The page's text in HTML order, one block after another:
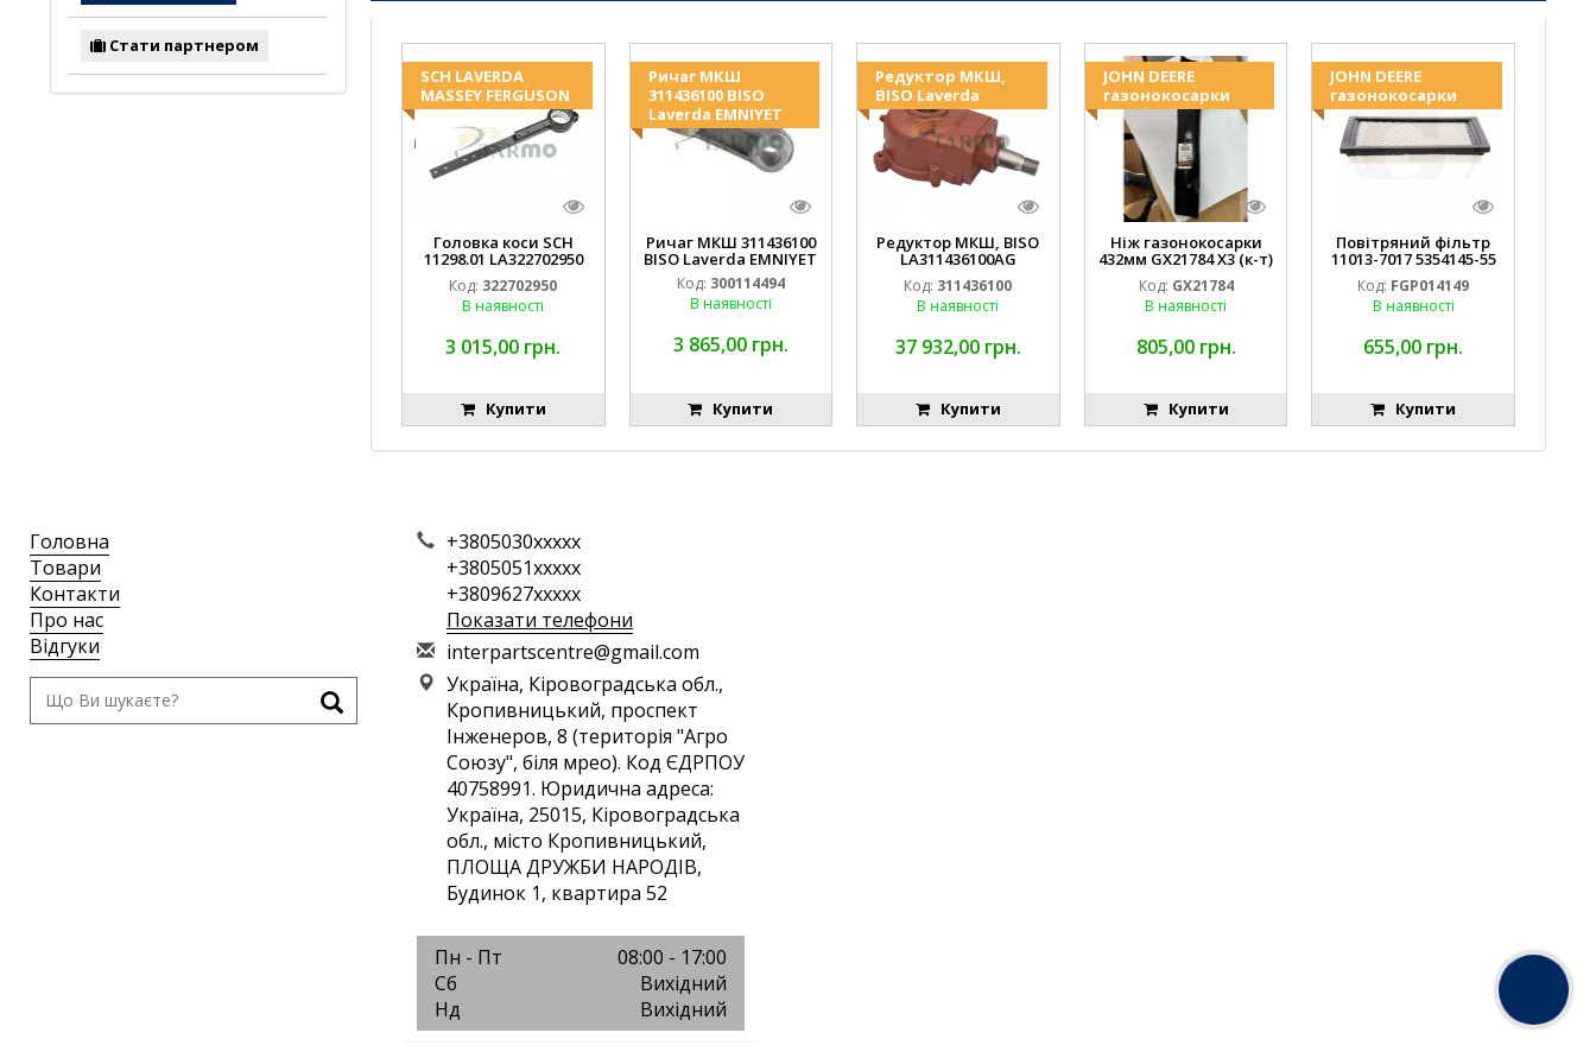
SCH LAVERDA
MASSEY FERGUSON
Головка коси SCH
11298.01 LA322702950
D28274011 EMNIYET
Код: 322702950
В наявності
3 015,00 грн.
Купити
Ричаг МКШ
311436100 BISO
Laverda EMNIYET
Ричаг МКШ 311436100
BISO Laverda EMNIYET
Код: 300114494
В наявності
3 865,00 грн.
Купити
Редуктор МКШ,
BISO Laverda
Редуктор МКШ, BISO
LA311436100AG
19AP012974 Laverda
EMNIYET
Код: 311436100
В наявності
37 932,00 грн.
Купити
JOHN DEERE
газонокосарки
Ніж газонокосарки
432мм GX21784 X3 (к-т)
GY20852 AM137757
AM141035
Код: GX21784
В наявності
805,00 грн.
Купити
JOHN DEERE
газонокосарки
Повітряний фільтр
11013-7017 5354145-55
MIU10998 FGP014149
Код: FGP014149
В наявності
655,00 грн.
Купити
Стати партнером
Головна
Товари
Контакти
Про нас
Відгуки
+3805030xxxxx
+3805051xxxxx
+3809627xxxxx
Показати телефони
interpartscentre@gmail.com
Україна, Кіровоградська обл.,
Кропивницький, проспект
Інженеров, 8 (територія "Агро
Союзу", біля мрео). Код ЄДРПОУ
40758991. Юридична адреса:
Україна, 25015, Кіровоградська
обл., місто Кропивницький,
ПЛОЩА ДРУЖБИ НАРОДІВ,
Будинок 1, квартира 52
Пн - Пт
08:00 - 17:00
Сб
Вихідний
Нд
Вихідний